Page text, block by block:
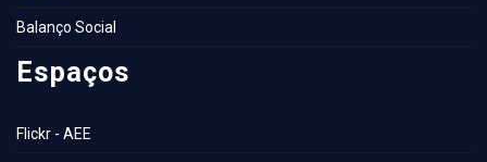
Balanço Social
Espaços
Flickr - AEE